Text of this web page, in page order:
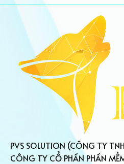
PVS SOLUTION (CÔNG TY
CÔNG TY CỔ PHẦN PHẦN